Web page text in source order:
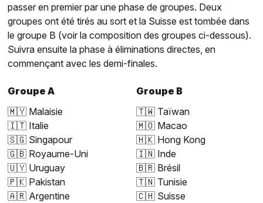
passer en premier par une phase de groupes. Deux
groupes ont été tirés au sort et la Suisse est tombée dans
le groupe B (voir la composition des groupes ci-dessous).
Suivra ensuite la phase à éliminations directes, en
commençant avec les demi-finales.
Groupe A
🇲🇾 Malaisie
🇮🇹 Italie
🇸🇬 Singapour
🇬🇧 Royaume-Uni
🇺🇾 Uruguay
🇵🇰 Pakistan
🇦🇷 Argentine
Groupe B
🇹🇼 Taïwan
🇲🇴 Macao
🇭🇰 Hong Kong
🇮🇳 Inde
🇧🇷 Brésil
🇹🇳 Tunisie
🇨🇭 Suisse